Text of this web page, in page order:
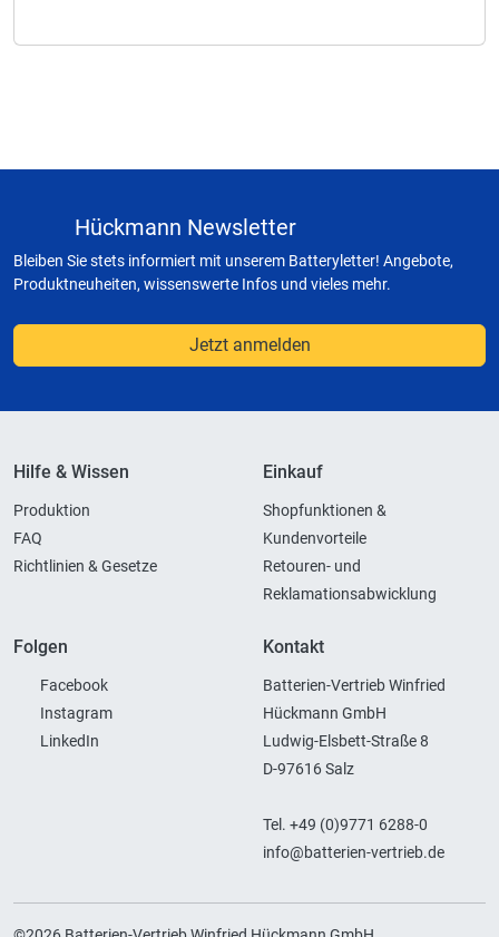
Hückmann Newsletter
Bleiben Sie stets informiert mit unserem Batteryletter! Angebote,
Produktneuheiten, wissenswerte Infos und vieles mehr.
Jetzt anmelden
Hilfe & Wissen
Produktion
FAQ
Richtlinien & Gesetze
Einkauf
Shopfunktionen &
Kundenvorteile
Retouren- und
Reklamationsabwicklung
Folgen
Facebook
Instagram
LinkedIn
Kontakt
Batterien-Vertrieb Winfried
Hückmann GmbH
Ludwig-Elsbett-Straße 8
D-97616 Salz
Tel. +49 (0)9771 6288-0
info@batterien-vertrieb.de